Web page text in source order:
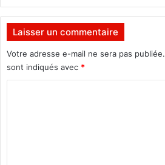
s
e
n
t
Laisser un commentaire
Votre adresse e-mail ne sera pas publiée.
sont indiqués avec *